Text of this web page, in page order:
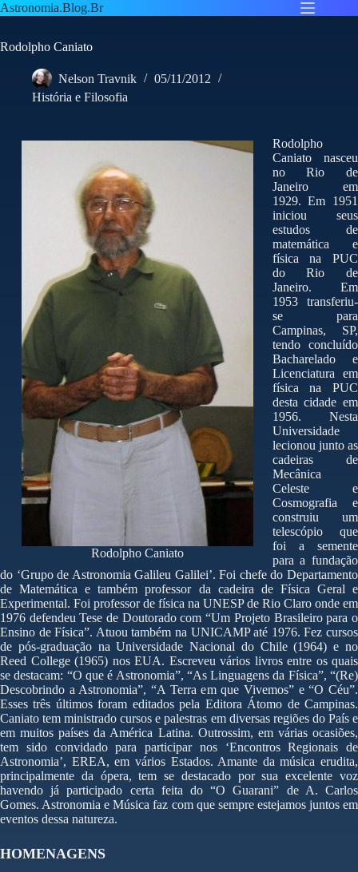
Pular
para
conteúdo
Astronomia.Blog.Br
Rodolpho Caniato
Nelson Travnik
05/11/2012
História e Filosofia
Rodolpho Caniato
Rodolpho
Caniato nasceu
no Rio de
Janeiro em
1929. Em 1951
iniciou seus
estudos de
matemática e
física na PUC
do Rio de
Janeiro. Em
1953 transferiu-
se para
Campinas, SP,
tendo concluído
Bacharelado e
Licenciatura em
física na PUC
desta cidade em
1956. Nesta
Universidade
lecionou junto as
cadeiras de
Mecânica
Celeste e
Cosmografia e
construiu um
telescópio que
foi a semente
para a fundação
do ‘Grupo de Astronomia Galileu Galilei’. Foi chefe do Departamento
de Matemática e também professor da cadeira de Física Geral e
Experimental. Foi professor de física na UNESP de Rio Claro onde em
1976 defendeu Tese de Doutorado com “Um Projeto Brasileiro para o
Ensino de Física”. Atuou também na UNICAMP até 1976. Fez cursos
de pós-graduação na Universidade Nacional do Chile (1964) e no
Reed College (1965) nos EUA. Escreveu vários livros entre os quais
se destacam: “O que é Astronomia”, “As Linguagens da Física”, “(Re)
Descobrindo a Astronomia”, “A Terra em que Vivemos” e “O Céu”.
Esses três últimos foram editados pela Editora Átomo de Campinas.
Caniato tem ministrado cursos e palestras em diversas regiões do País e
em muitos países da América Latina. Outrossim, em várias ocasiões,
tem sido convidado para participar nos ‘Encontros Regionais de
Astronomia’, EREA, em vários Estados. Amante da música erudita,
principalmente da ópera, tem se destacado por sua excelente voz
havendo já participado certa feita do “O Guarani” de A. Carlos
Gomes. Astronomia e Música faz com que sempre estejamos juntos em
eventos dessa natureza.
HOMENAGENS